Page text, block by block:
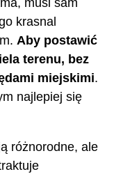
musi sam
krasnal
Aby postawić
terenu, bez
miejskimi.
najlepiej się
różnorodne, ale